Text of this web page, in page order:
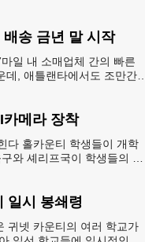
송 금년 말 시작
일 내 소매업체 간의 빠른
데, 애틀랜타에서도 조만간
메라 장착
다 홀카운티 학생들이 개학
와 셰리프국이 학생들의 안
일시 봉쇄령
귀넷 카운티의 여러 학교가